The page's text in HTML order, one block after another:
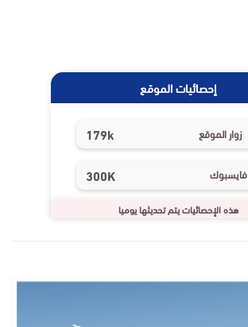
إحصائيات الموقع
زوار الموقع 179k
فايسبوك 300K
هذه الإحصائيات يتم تحديثها يوميا